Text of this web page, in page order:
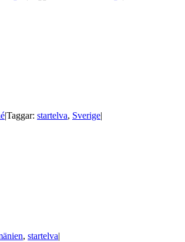
|Taggar: startelva, Sverige|
, startelva|